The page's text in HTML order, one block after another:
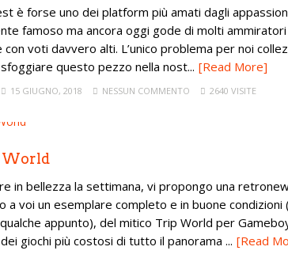
è forse uno dei platform più amati dagli
famoso ma ancora oggi gode di molti
voti davvero alti. L’unico problema per noi
questo pezzo nella nost... [Read More]
15 GIUGNO, 2018 NESSUN COMMENTO 2640 VISITE
World
in bellezza la settimana, vi propongo una
a voi un esemplare completo e in buone
appunto), del mitico Trip World per
giochi più costosi di tutto il panorama ... [Read